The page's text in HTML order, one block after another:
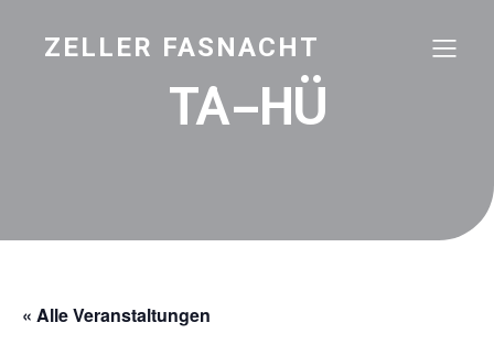
ZELLER FASNACHT
TA-HÜ
« Alle Veranstaltungen